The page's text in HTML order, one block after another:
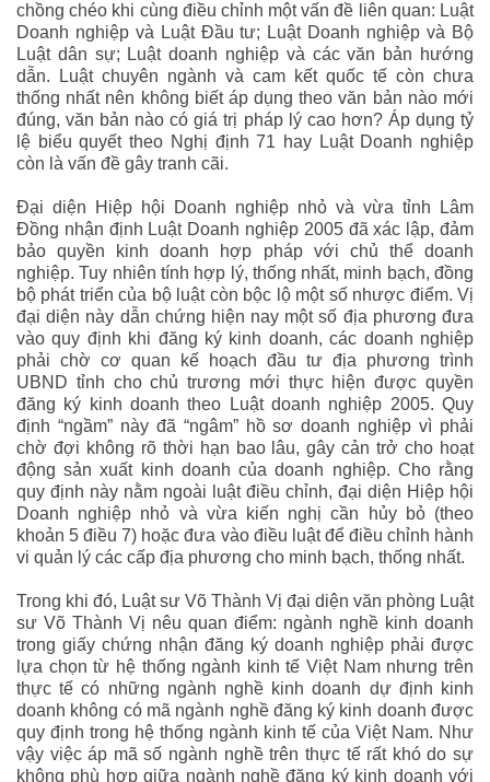
chồng chéo khi cùng điều chỉnh một vấn đề liên quan: Luật
Doanh nghiệp và Luật Đầu tư; Luật Doanh nghiệp và Bộ
Luật dân sự; Luật doanh nghiệp và các văn bản hướng
dẫn. Luật chuyên ngành và cam kết quốc tế còn chưa
thống nhất nên không biết áp dụng theo văn bản nào mới
đúng, văn bản nào có giá trị pháp lý cao hơn? Áp dụng tỷ
lệ biểu quyết theo Nghị định 71 hay Luật Doanh nghiệp
còn là vấn đề gây tranh cãi.
Đại diện Hiệp hội Doanh nghiệp nhỏ và vừa tỉnh Lâm
Đồng nhận định Luật Doanh nghiệp 2005 đã xác lập, đảm
bảo quyền kinh doanh hợp pháp với chủ thể doanh
nghiệp. Tuy nhiên tính hợp lý, thống nhất, minh bạch, đồng
bộ phát triển của bộ luật còn bộc lộ một số nhược điểm. Vị
đại diện này dẫn chứng hiện nay một số địa phương đưa
vào quy định khi đăng ký kinh doanh, các doanh nghiệp
phải chờ cơ quan kế hoạch đầu tư địa phương trình
UBND tỉnh cho chủ trương mới thực hiện được quyền
đăng ký kinh doanh theo Luật doanh nghiệp 2005. Quy
định “ngầm” này đã “ngâm” hồ sơ doanh nghiệp vì phải
chờ đợi không rõ thời hạn bao lâu, gây cản trở cho hoạt
động sản xuất kinh doanh của doanh nghiệp. Cho rằng
quy định này nằm ngoài luật điều chỉnh, đại diện Hiệp hội
Doanh nghiệp nhỏ và vừa kiến nghị cần hủy bỏ (theo
khoản 5 điều 7) hoặc đưa vào điều luật để điều chỉnh hành
vi quản lý các cấp địa phương cho minh bạch, thống nhất.
Trong khi đó, Luật sư Võ Thành Vị đại diện văn phòng Luật
sư Võ Thành Vị nêu quan điểm: ngành nghề kinh doanh
trong giấy chứng nhận đăng ký doanh nghiệp phải được
lựa chọn từ hệ thống ngành kinh tế Việt Nam nhưng trên
thực tế có những ngành nghề kinh doanh dự định kinh
doanh không có mã ngành nghề đăng ký kinh doanh được
quy định trong hệ thống ngành kinh tế của Việt Nam. Như
vậy việc áp mã số ngành nghề trên thực tế rất khó do sự
không phù hợp giữa ngành nghề đăng ký kinh doanh với